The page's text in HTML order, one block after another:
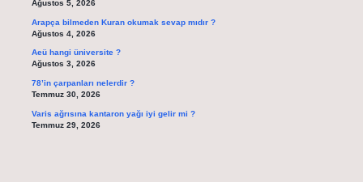
Ağustos 5, 2026
Arapça bilmeden Kuran okumak sevap mıdır ?
Ağustos 4, 2026
Aeü hangi üniversite ?
Ağustos 3, 2026
78’in çarpanları nelerdir ?
Temmuz 30, 2026
Varis ağrısına kantaron yağı iyi gelir mi ?
Temmuz 29, 2026